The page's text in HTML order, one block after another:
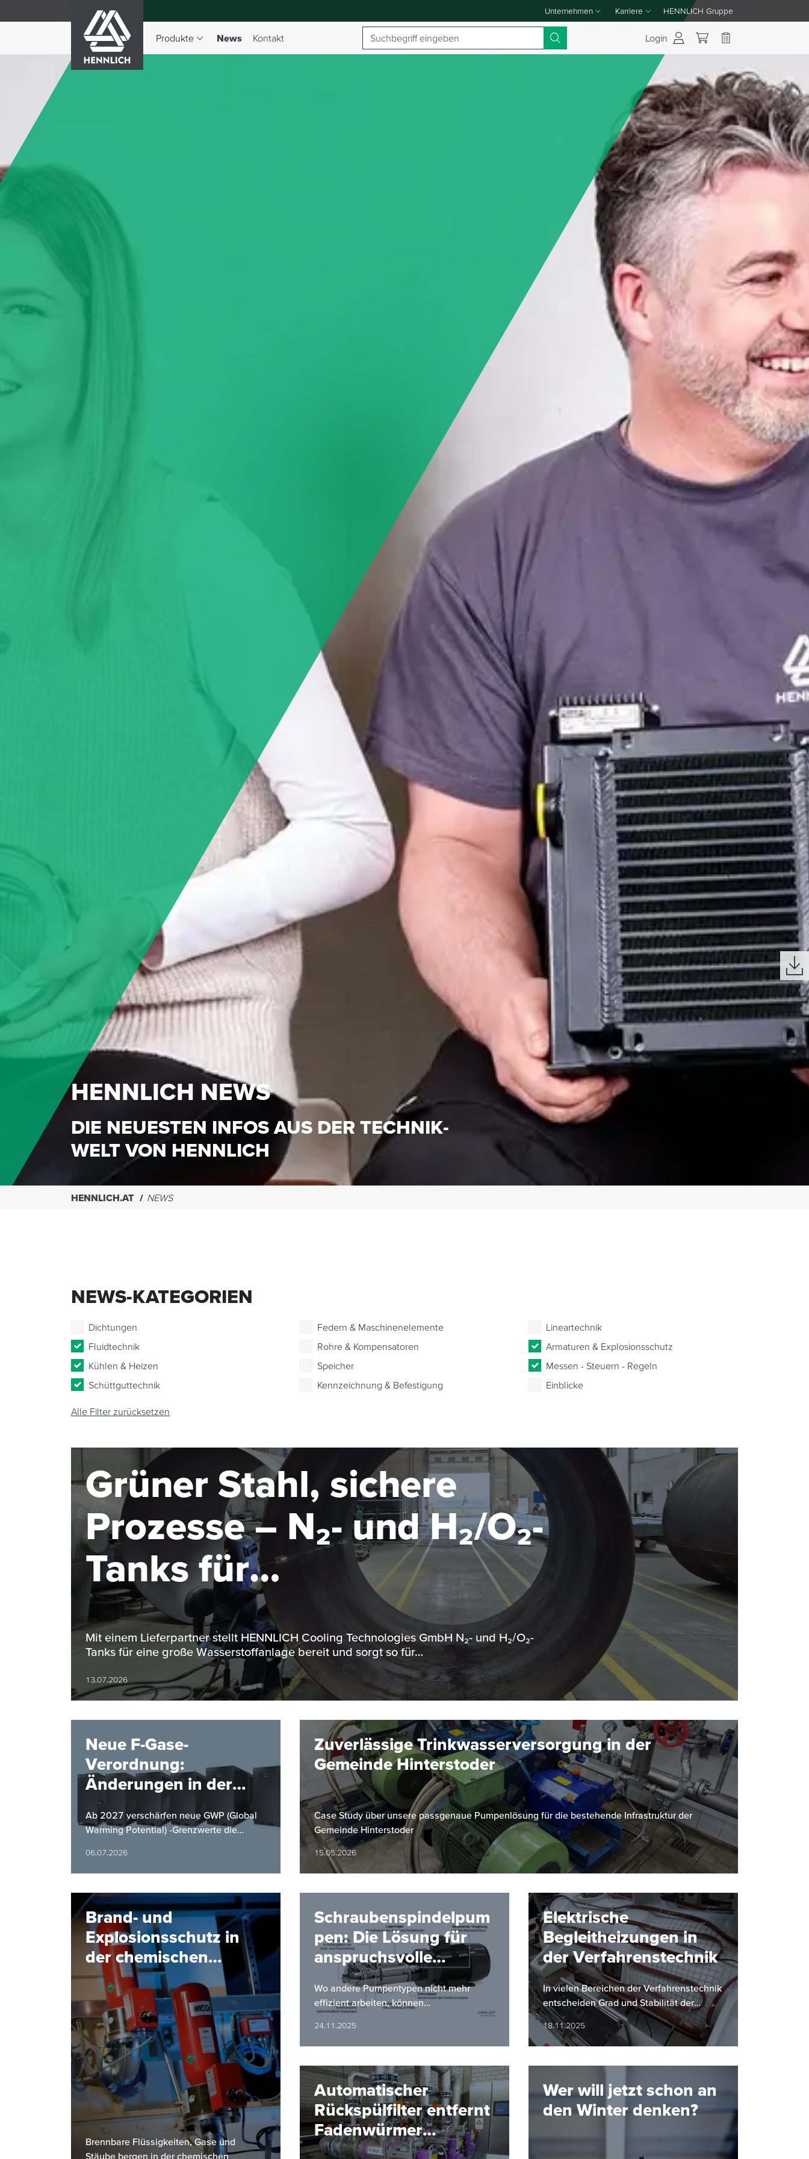
Unternehmen
Dropdown-Menü Unternehmen umschalten
Karriere
Dropdown-Menü Karriere umschalten
HENNLICH Gruppe
Produkte
Dropdown-Menü Produkte umschalten
News(aktiv)
Kontakt Suchbegriff Login
HENNLICH NEWS
DIE NEUESTEN INFOS AUS DER TECHNIK-
WELT VON HENNLICH
HENNLICH.AT NEWS
NEWS-KATEGORIEN
Dichtungen Federn & Maschinenelemente
Lineartechnik
Fluidtechnik
Rohre & Kompensatoren
Armaturen & Explosionsschutz
Kühlen & Heizen
Speicher
Messen - Steuern - Regeln
Schüttguttechnik
Kennzeichnung & Befestigung Einblicke
Alle Filter zurücksetzen
Grüner Stahl, sichere
Prozesse – N₂- und H₂/O₂-
Tanks für
Elektrolyseanlage im MW-
Bereich
Mit einem Lieferpartner stellt HENNLICH Cooling Technologies GmbH N₂- und H₂/O₂-
Tanks für eine große Wasserstoffanlage bereit und sorgt so für…
13.07.2026
Neue F-Gase-
Verordnung:
Änderungen in der
Kältemittelverordnung
ab 2027
Ab 2027 verschärfen neue GWP (Global
Warming Potential) -Grenzwerte die
HYFRA bietet mit einer neuen Baureihe
eine…
06.07.2026
Zuverlässige Trinkwasserversorgung in der
Gemeinde Hinterstoder
Case Study über unsere passgenaue Pumpenlösung für die bestehende Infrastruktur der
Gemeinde Hinterstoder
15.05.2026
Brand- und
Explosionsschutz in
der chemischen
Industrie: Ein
Überblick
Brennbare Flüssigkeiten, Gase und
Stäube bergen in der chemischen
Schraubenspindelpum
pen: Die Lösung für
anspruchsvolle
Förderaufgaben
Wo andere Pumpentypen nicht mehr
effizient arbeiten, können
Schraubenspindelpumpen Abhilfe
verschaffen.
24.11.2025
Elektrische
Begleitheizungen in
der Verfahrenstechnik
In vielen Bereichen der Verfahrenstechnik
entscheiden Grad und Stabilität der
Temperatur maßgeblich über Qualität und
Sicherheit von…
18.11.2025
Automatischer
Rückspülfilter entfernt
Fadenwürmer
zuverlässig aus dem
Wer will jetzt schon an
den Winter denken?